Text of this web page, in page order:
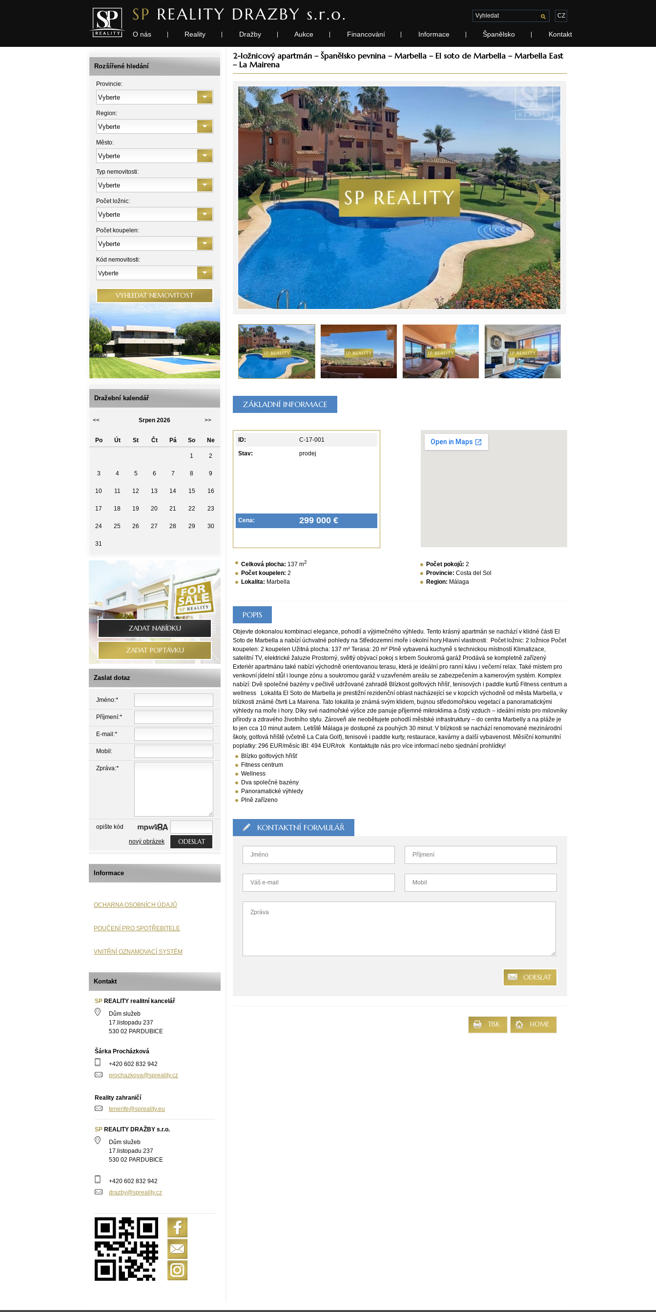
CZ
O nás Reality Dražby Aukce Financování Informace Španělsko Kontakt
Rozšířené hledání
Provincie:
Region:
Město:
Typ nemovitosti:
Počet ložnic:
Počet koupelen:
Kód nemovitosti:
Vyberte
VYHLEDAT NEMOVITOST
Dražební kalendář
<< Srpen 2026 >>
Po Út St Čt Pá So Ne
1 2
3 4 5 6 7 8 9
10 11 12 13 14 15 16
17 18 19 20 21 22 23
24 25 26 27 28 29 30
31
ZADAT NABÍDKU
ZADAT POPTÁVKU
Zaslat dotaz
Jméno:*
Příjmení:*
E-mail:*
Mobil:
Zpráva:*
opište kód
nový obrázek ODESLAT
Informace
OCHARNA OSOBNÍCH ÚDAJŮ
POUČENÍ PRO SPOTŘEBITELE
VNITŘNÍ OZNAMOVACÍ SYSTÉM
Kontakt
SP REALITY realitní kancelář
Dům služeb
17.listopadu 237
530 02 PARDUBICE
Šárka Procházková
+420 602 832 942
prochazkova@spreality.cz
Reality zahraničí
tenerife@spreality.eu
SP REALITY DRAŽBY s.r.o.
Dům služeb
17.listopadu 237
530 02 PARDUBICE
+420 602 832 942
drazby@spreality.cz
2-ložnicový apartmán – Španělsko pevnina – Marbella – El soto de Marbella – Marbella East
– La Mairena
ZÁKLADNÍ INFORMACE
ID: C-17-001
Stav: prodej
Cena: 299 000 €
Celková plocha: 137 m2 Počet pokojů: 2
Počet koupelen: 2 Provincie: Costa del Sol
Lokalita: Marbella Region: Málaga
POPIS
Objevte dokonalou kombinaci elegance, pohodlí a výjimečného výhledu. Tento krásný apartmán se nachází v klidné části El
Soto de Marbella a nabízí úchvatné pohledy na Středozemní moře i okolní hory.Hlavní vlastnosti: Počet ložnic: 2 ložnice Počet
koupelen: 2 koupelen Užitná plocha: 137 m² Terasa: 20 m² Plně vybavená kuchyně s technickou místností Klimatizace,
satelitní TV, elektrické žaluzie Prostorný, světlý obývací pokoj s krbem Soukromá garáž Prodává se kompletně zařízený
Exteriér apartmánu také nabízí východně orientovanou terasu, která je ideální pro ranní kávu i večerní relax. Také místem pro
venkovní jídelní stůl i lounge zónu a soukromou garáž v uzavřeném areálu se zabezpečením a kamerovým systém. Komplex
nabízí: Dvě společné bazény v pečlivě udržované zahradě Blízkost golfových hřišť, tenisových i paddle kurtů Fitness centrum a
wellness Lokalita El Soto de Marbella je prestižní rezidenční oblast nacházející se v kopcích východně od města Marbella, v
blízkosti známé čtvrti La Mairena. Tato lokalita je známá svým klidem, bujnou středomořskou vegetací a panoramatickými
výhledy na moře i hory. Díky své nadmořské výšce zde panuje příjemné mikroklima a čistý vzduch – ideální místo pro milovníky
přírody a zdravého životního stylu. Zároveň ale neobětujete pohodlí městské infrastruktury – do centra Marbelly a na pláže je
to jen cca 10 minut autem. Letiště Málaga je dostupné za pouhých 30 minut. V blízkosti se nachází renomované mezinárodní
školy, golfová hřiště (včetně La Cala Golf), tenisové i paddle kurty, restaurace, kavárny a další vybavenost. Měsíční komunitní
poplatky: 296 EUR/měsíc IBI: 494 EUR/rok Kontaktujte nás pro více informací nebo sjednání prohlídky!
Blízko golfových hřišť
Fitness centrum
Wellness
Dva společné bazény
Panoramatické výhledy
Plně zařízeno
KONTAKTNÍ FORMULÁŘ
ODESLAT
TISK HOME